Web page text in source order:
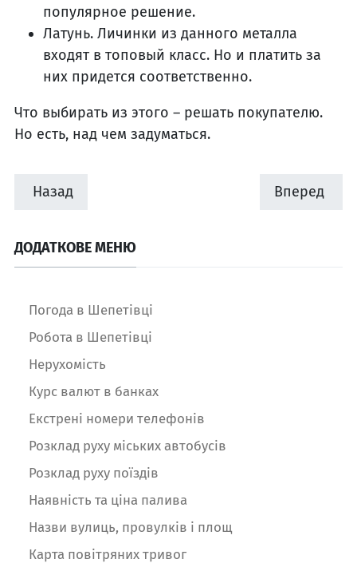
популярное решение.
Латунь. Личинки из данного металла
входят в топовый класс. Но и платить за
них придется соответственно.
Что выбирать из этого – решать покупателю.
Но есть, над чем задуматься.
Назад Вперед
ДОДАТКОВЕ МЕНЮ
Погода в Шепетівці
Робота в Шепетівці
Нерухомість
Курс валют в банках
Екстрені номери телефонів
Розклад руху міських автобусів
Розклад руху поїздів
Наявність та ціна палива
Назви вулиць, провулків і площ
Карта повітряних тривог